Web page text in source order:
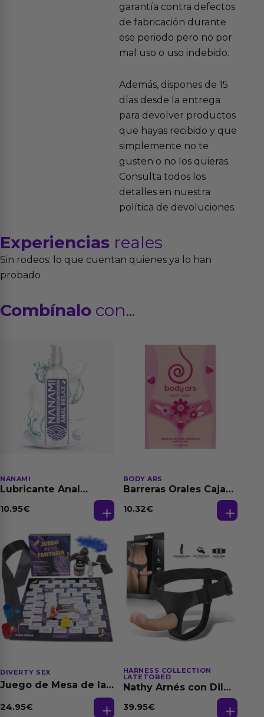
garantía contra defectos
de fabricación durante
ese periodo pero no por
mal uso o uso indebido.
Además, dispones de 15
días desde la entrega
para devolver productos
que hayas recibido y que
simplemente no te
gusten o no los quieras.
Consulta todos los
detalles en nuestra
política de devoluciones.
Experiencias reales
Sin rodeos: lo que cuentan quienes ya lo han
probado
Combínalo con...
NANAMI
Lubricante Anal
Dilatación Base Agua
10.95€
BODY ARS
Barreras Orales Caja
10.32€
DIVERTY SEX
Juego de Mesa de las
24.95€
HARNESS COLLECTION
LATETOBED
Nathy Arnés con Dildo
39.95€